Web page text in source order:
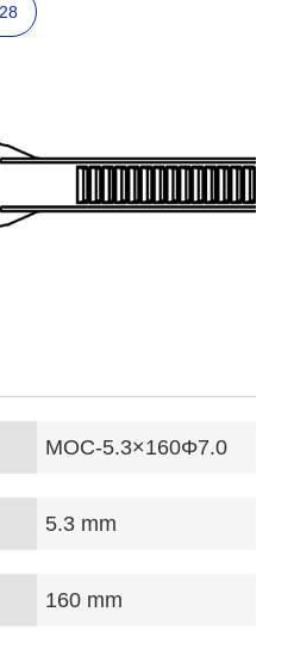
MOC-5.3×160Φ7.0
5.3 mm
160 mm